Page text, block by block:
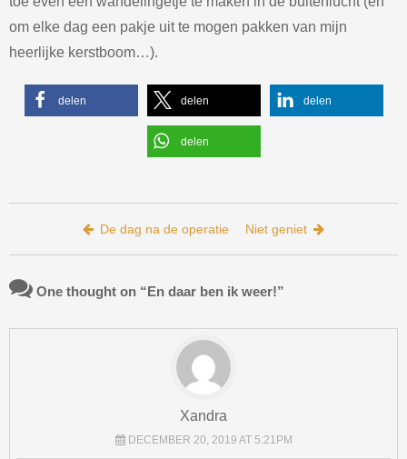
om elke dag een pakje uit te mogen pakken van mijn
heerlijke kerstboom…).
delen delen delen
delen
Bericht navigatie
De dag na de operatie Niet geniet
One thought on “En daar ben ik weer!”
Xandra
DECEMBER 20, 2019 AT 5:21PM